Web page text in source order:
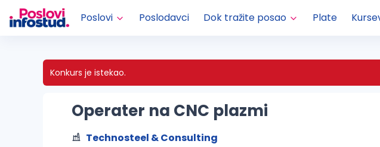
Poslovi Poslodavci Dok tražite posao Plate
Konkurs je istekao.
Operater na CNC plazmi
Technosteel & Consulting